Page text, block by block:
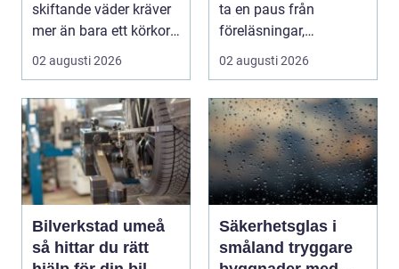
skiftande väder kräver
mer än bara ett körkort
och en pålitlig bil. ...
02 augusti 2026
ta en paus från
föreläsningar,
tentaplugg och sena
02 augusti 2026
Bilverkstad umeå
så hittar du rätt
Säkerhetsglas i
småland tryggare